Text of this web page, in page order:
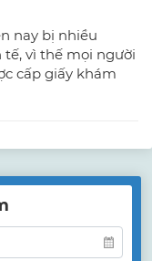
nay bị nhiều
vì thế mọi người
cấp giấy khám